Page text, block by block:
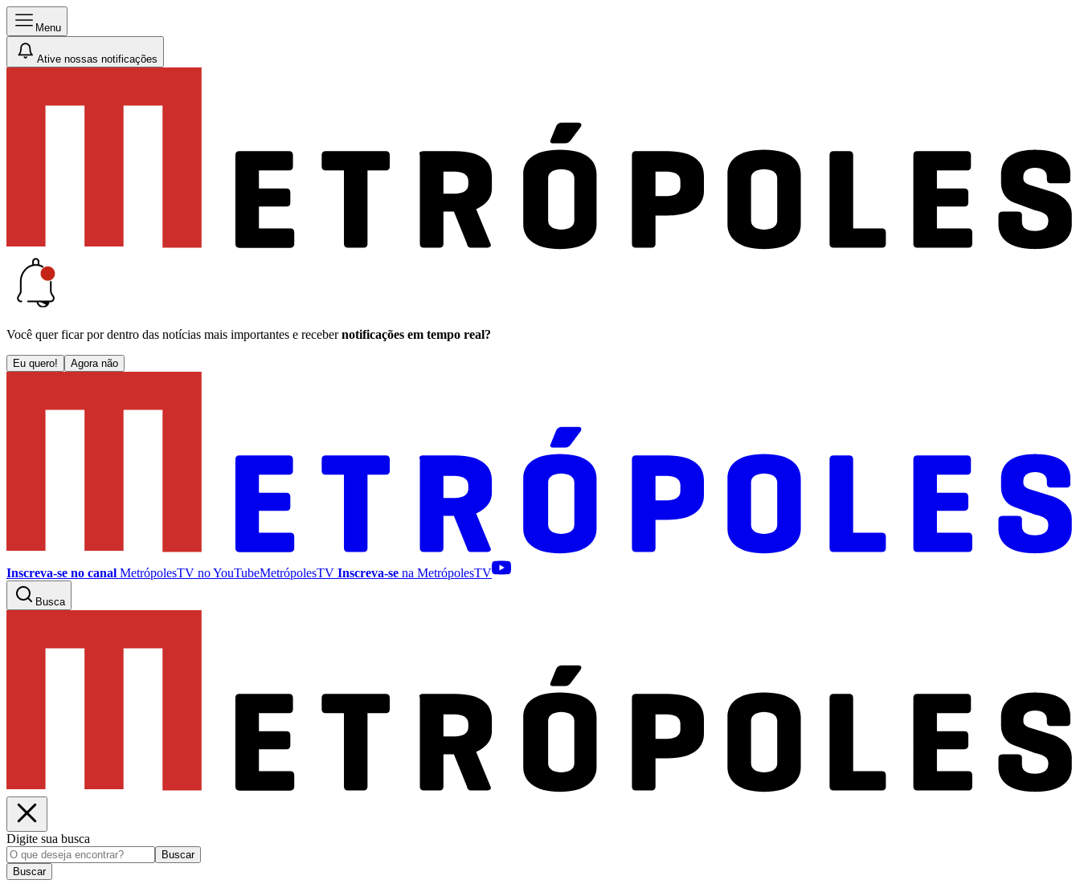
Menu
Ative nossas notificações
Você quer ficar por dentro das notícias mais importantes e receber notificações em tempo real?
Eu quero! Agora não
Inscreva-se no canal MetrópolesTV noYouTubeMetrópolesTV Inscreva-se na MetrópolesTV
Busca
Digite sua busca
Buscar
Buscar